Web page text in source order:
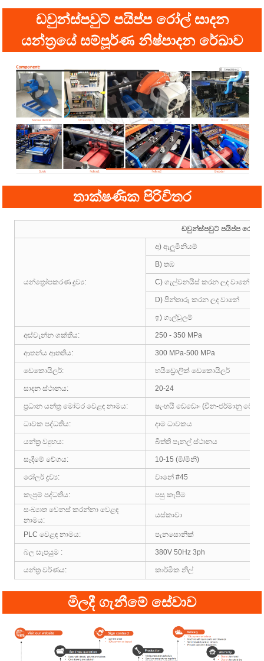
ඩවුන්ස්පවුට් පයිප්ප රෝල් සාදන
යන්ත්‍රයේ සම්පූර්ණ නිෂ්පාදන රේඛාව
තාක්ෂණික පිරිවිතර
ඩවුන්ස්පවුට් පයිප්ප රෝල්
යන්ත්‍රෝපකරණ ද්‍රව්‍ය:
අ) ඇලුමිනියම්
B) තඹ
C) ගැල්වනයිස් කරන ලද වානේ
D) පින්තාරු කරන ලද වානේ
ඉ) ගැල්වුලම්
අස්වැන්න ශක්තිය: 250 - 350 MPa
ආතන්ය ආතතිය: 300 MPa-500 MPa
ඩෙකොයිලර්: හයිඩ්‍රොලික් ඩෙකොයිලර්
සාදන ස්ථානය: 20-24
ප්‍රධාන යන්ත්‍ර මෝටර වෙළඳ නාමය: ෂැංහයි ඩෙඩොං (චීන-ජර්මානු
ධාවක පද්ධතිය: දාම ධාවකය
යන්ත්‍ර ව්‍යුහය: බිත්ති පැනල් ස්ථානය
සෑදීමේ වේගය: 10-15 (මි/මිනි)
රෝලර් ද්‍රව්‍ය: වානේ #45
කැපුම් පද්ධතිය:
පසු කැපීම
සංඛ්‍යාත වෙනස් කරන්නා වෙළඳ
නාමය:
යස්කාවා
PLC වෙළඳ නාමය: පැනසොනික්
බල සැපයුම : 380V 50Hz 3ph
යන්ත්‍ර වර්ණය: කාර්මික නිල්
මිලදී ගැනීමේ සේවාව